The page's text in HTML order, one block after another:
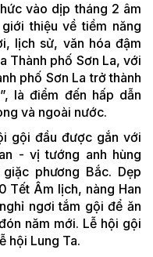
vào dịp tháng 2 âm
thiệu về tiềm năng
lịch sử, văn hóa đậm
Thành phố Sơn La, với
phố Sơn La trở thành
là điểm đến hấp dẫn
và ngoài nước.
gội đầu được gắn với
- vị tướng anh hùng
phương Bắc. Dẹp
Tết Âm lịch, nàng Han
ngơi tắm gội để ăn
năm mới. Lễ hội gội
hội Lung Ta.